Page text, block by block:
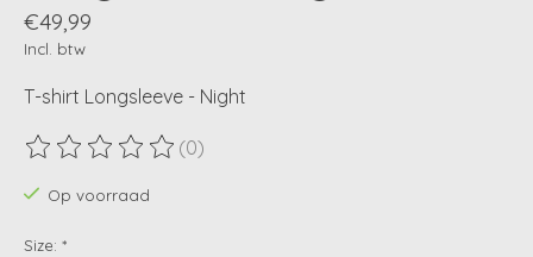
€49,99
Incl. btw
T-shirt Longsleeve - Night
De beoordeling van dit product is
(0)
Op voorraad
Size: *